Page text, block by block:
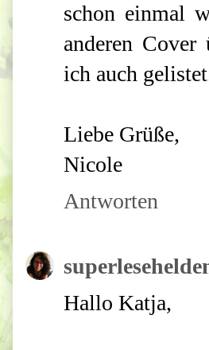
schon einmal
anderen Cover
ich auch
Liebe Grüße,
Nicole
Antworten
Hallo Katja,